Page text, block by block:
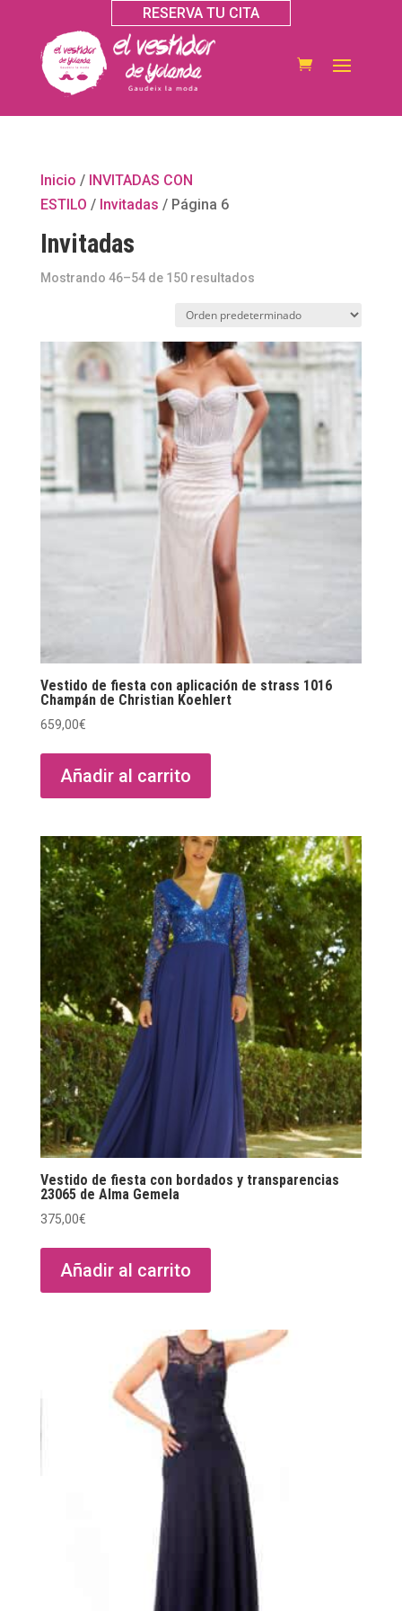
RESERVA TU CITA
Inicio / INVITADAS CON
ESTILO / Invitadas / Página 6
Invitadas
Mostrando 46–54 de 150 resultados
Vestido de fiesta con aplicación de strass 1016
Champán de Christian Koehlert
659,00€
Añadir al carrito
Vestido de fiesta con bordados y transparencias
23065 de Alma Gemela
375,00€
Añadir al carrito